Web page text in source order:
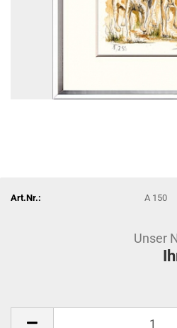
Art.Nr.: A 150
Unser